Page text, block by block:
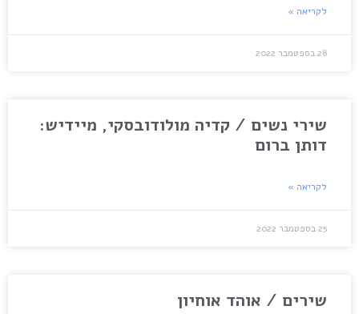
לקריאה »
28 בספטמבר 2022
שירי נשים / קדיה מולודובסקי, מיידיש:
דותן ברום
לקריאה »
25 בספטמבר 2022
שירים / אוהד אוחיון